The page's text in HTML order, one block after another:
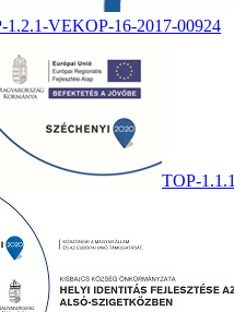
1.2.1-VEKOP-16-2017-00924
TOP-1.1.1